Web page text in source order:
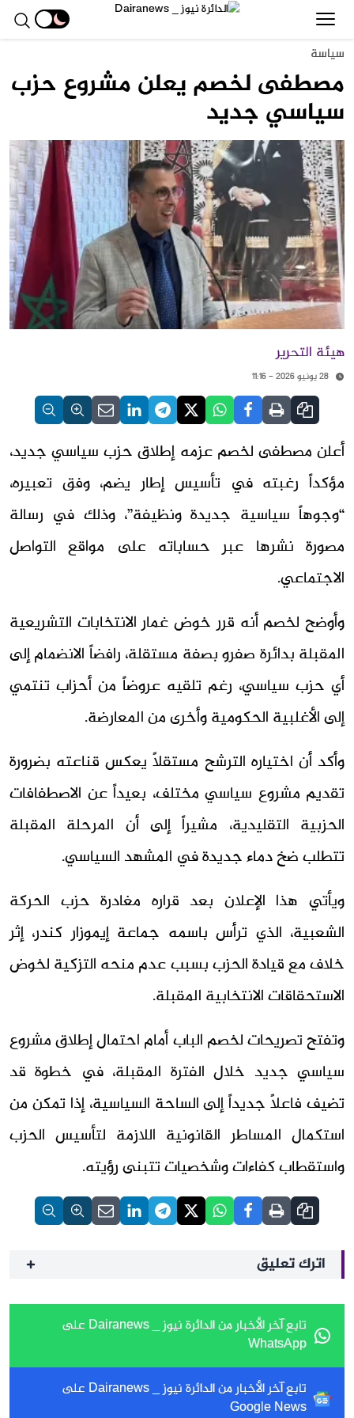
سياسة
مصطفى لخصم يعلن مشروع حزب
سياسي جديد
هيئة التحرير
28 يونيو 2026 - 11:16
أعلن مصطفى لخصم عزمه إطلاق حزب سياسي جديد،
مؤكداً رغبته في تأسيس إطار يضم، وفق تعبيره،
“وجوهاً سياسية جديدة ونظيفة”، وذلك في رسالة
مصورة نشرها عبر حساباته على مواقع التواصل
الاجتماعي.
وأوضح لخصم أنه قرر خوض غمار الانتخابات التشريعية
المقبلة بدائرة صفرو بصفة مستقلة، رافضاً الانضمام إلى
أي حزب سياسي، رغم تلقيه عروضاً من أحزاب تنتمي
إلى الأغلبية الحكومية وأخرى من المعارضة.
وأكد أن اختياره الترشح مستقلاً يعكس قناعته بضرورة
تقديم مشروع سياسي مختلف، بعيداً عن الاصطفافات
الحزبية التقليدية، مشيراً إلى أن المرحلة المقبلة
تتطلب ضخ دماء جديدة في المشهد السياسي.
ويأتي هذا الإعلان بعد قراره مغادرة حزب الحركة
الشعبية، الذي ترأس باسمه جماعة إيموزار كندر، إثر
خلاف مع قيادة الحزب بسبب عدم منحه التزكية لخوض
الاستحقاقات الانتخابية المقبلة.
وتفتح تصريحات لخصم الباب أمام احتمال إطلاق مشروع
سياسي جديد خلال الفترة المقبلة، في خطوة قد
تضيف فاعلاً جديداً إلى الساحة السياسية، إذا تمكن من
استكمال المساطر القانونية اللازمة لتأسيس الحزب
واستقطاب كفاءات وشخصيات تتبنى رؤيته.
اترك تعليق
تابع آخر الأخبار من الدائرة نيوز _ Dairanews على
WhatsApp
تابع آخر الأخبار من الدائرة نيوز _ Dairanews على
Google News